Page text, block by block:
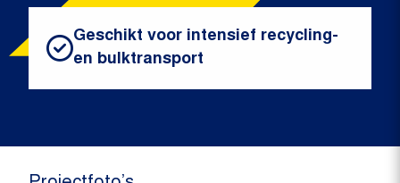
Geschikt voor intensief recycling-
en bulktransport